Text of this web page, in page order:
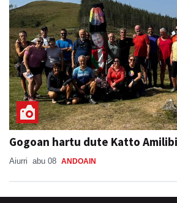
Gogoan hartu dute Katto
Aiurri abu 08 ANDOAIN